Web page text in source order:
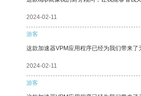
2024-02-11
游客
这款加速器VPM应用程序已经为我们带来了
2024-02-11
游客